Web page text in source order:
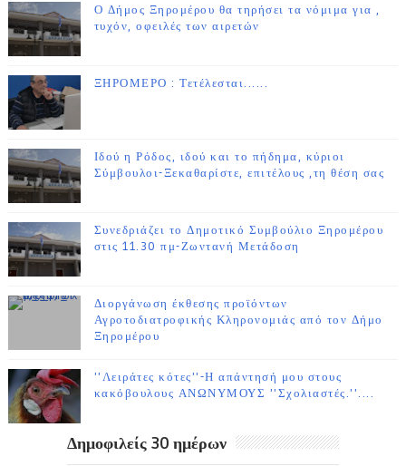
Ο Δήμος Ξηρομέρου θα τηρήσει τα νόμιμα για ,
τυχόν, οφειλές των αιρετών
ΞΗΡΟΜΕΡΟ : Τετέλεσται......
Ιδού η Ρόδος, ιδού και το πήδημα, κύριοι
Σύμβουλοι-Ξεκαθαρίστε, επιτέλους ,τη θέση σας
Συνεδριάζει το Δημοτικό Συμβούλιο Ξηρομέρου
στις 11.30 πμ-Ζωντανή Μετάδοση
Διοργάνωση έκθεσης προϊόντων
Αγροτοδιατροφικής Κληρονομιάς από τον Δήμο
Ξηρομέρου
''Λειράτες κότες''-Η απάντησή μου στους
κακόβουλους ΑΝΩΝΥΜΟΥΣ ''Σχολιαστές.''....
Δημοφιλείς 30 ημέρων